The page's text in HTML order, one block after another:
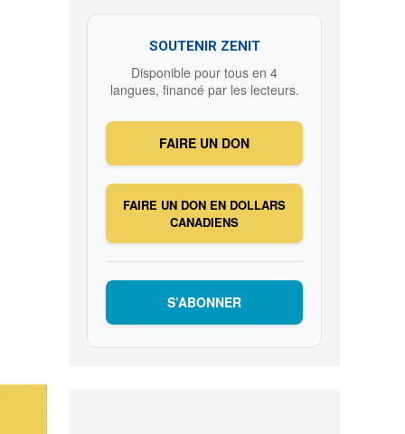
SOUTENIR ZENIT
Disponible pour tous en 4
langues, financé par les lecteurs.
FAIRE UN DON
FAIRE UN DON EN DOLLARS
CANADIENS
S’ABONNER